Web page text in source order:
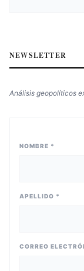
NEWSLETTER
Análisis geopolíticos
NOMBRE *
APELLIDO *
CORREO